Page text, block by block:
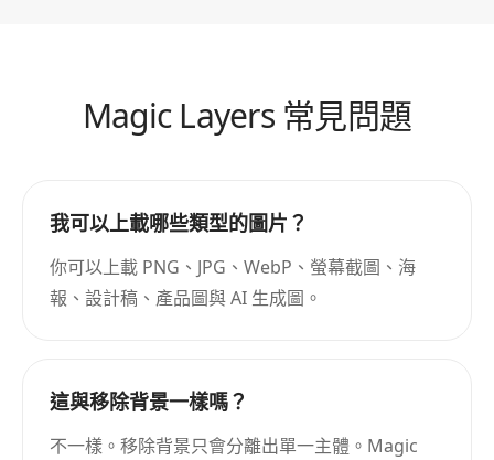
Magic Layers 常見問題
我可以上載哪些類型的圖片？
你可以上載 PNG、JPG、WebP、螢幕截圖、海
報、設計稿、產品圖與 AI 生成圖。
這與移除背景一樣嗎？
不一樣。移除背景只會分離出單一主體。Magic